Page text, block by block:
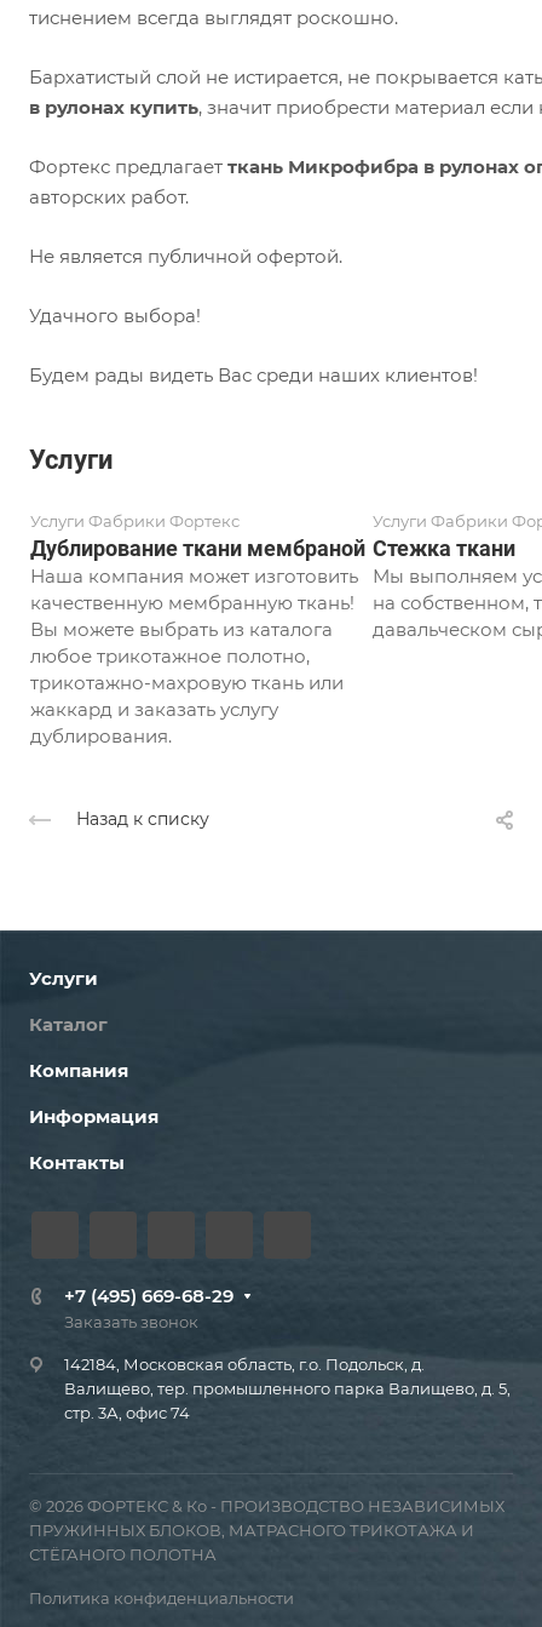
тиснением всегда выглядят роскошно.
Бархатистый слой не истирается, не покрывается
в рулонах купить, значит приобрести материал если
Фортекс предлагает ткань Микрофибра в рулонах
авторских работ.
Не является публичной офертой.
Удачного выбора!
Будем рады видеть Вас среди наших клиентов!
Услуги
Услуги Фабрики Фортекс
Дублирование ткани мембраной
Наша компания может изготовить
качественную мембранную ткань!
Вы можете выбрать из каталога
любое трикотажное полотно,
трикотажно-махровую ткань или
жаккард и заказать услугу
дублирования.
Услуги Фабрики
Стежка ткани
Мы выполняем
на собственном,
давальческом
Назад к списку
Услуги
Каталог
Компания
Информация
Контакты
+7 (495) 669-68-29
Заказать звонок
142184, Московская область, г.о. Подольск, д.
Валищево, тер. промышленного парка Валищево, д. 5,
стр. 3А, офис 74
© 2026 ФОРТЕКС & Ко - ПРОИЗВОДСТВО НЕЗАВИСИМЫХ
ПРУЖИННЫХ БЛОКОВ, МАТРАСНОГО ТРИКОТАЖА И
СТЁГАНОГО ПОЛОТНА
Политика конфиденциальности